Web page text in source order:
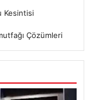
Kesintisi
Çözümleri